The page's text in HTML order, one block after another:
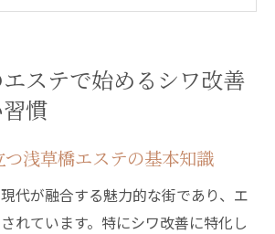
エステで効果的なシワ改善を実現
ロが教えるシワ改善のコツ
る浅草橋の魅力的なシワケア体験
体験するシワケアの最新トレンド
肌を実現する浅草橋エステの秘密
ステで始めるシワ改善
慣
浅草橋エステの基本知識
代が融合する魅力的な街であり、エ
れています。特にシワ改善に特化し